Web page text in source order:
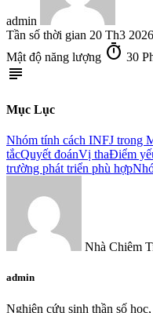
admin
Tần số thời gian 20 Th3 2026
Mật độ năng lượng timer 30
subject
Mục Lục
Nhóm tính cách INFJ trong
tắcQuyết đoánVị thaĐiểm
trường phát triển phù hợp
Nhà Chiêm
admin
Nghiên cứu sinh thần số